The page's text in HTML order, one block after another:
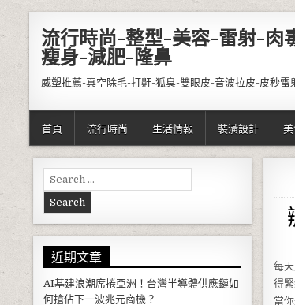
流行時尚-整型-美容-雷射-肉
瘦身-減肥-隆鼻
威塑推薦-真空除毛-打鼾-狐臭-雙眼皮-音波拉皮-皮秒雷
首頁 流行時尚 生活情報 裝潢設計
每
得
當
Search for:
近期文章
AI基建浪潮席捲亞洲！台灣半導體供應鏈如
何搶佔下一波兆元商機？